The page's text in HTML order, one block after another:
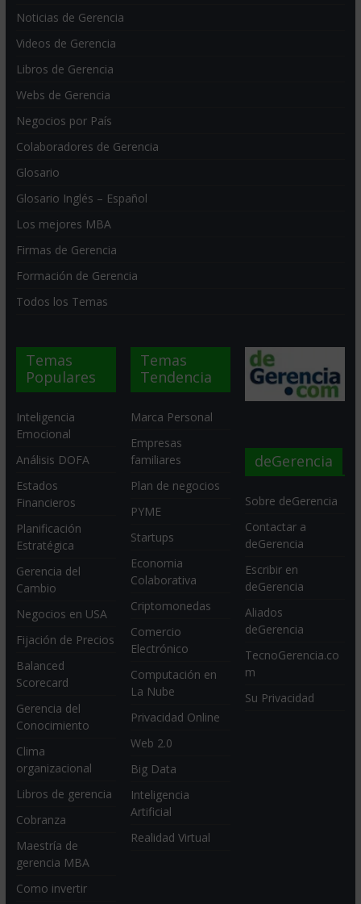
Noticias de Gerencia
Videos de Gerencia
Libros de Gerencia
Webs de Gerencia
Negocios por País
Colaboradores de Gerencia
Glosario
Glosario Inglés – Español
Los mejores MBA
Firmas de Gerencia
Formación de Gerencia
Todos los Temas
Temas
Populares
Inteligencia
Emocional
Análisis DOFA
Estados
Financieros
Planificación
Estratégica
Gerencia del
Cambio
Negocios en USA
Fijación de Precios
Balanced
Scorecard
Gerencia del
Conocimiento
Clima
organizacional
Libros de gerencia
Cobranza
Maestría de
gerencia MBA
Como invertir
Temas
Tendencia
Marca Personal
Empresas
familiares
Plan de negocios
PYME
Startups
Economia
Colaborativa
Criptomonedas
Comercio
Electrónico
Computación en
La Nube
Privacidad Online
Web 2.0
Big Data
Inteligencia
Artificial
Realidad Virtual
deGerencia
Sobre deGerencia
Contactar a
deGerencia
Escribir en
deGerencia
Aliados
deGerencia
TecnoGerencia.co
m
Su Privacidad